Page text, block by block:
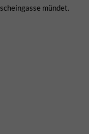
mündet.